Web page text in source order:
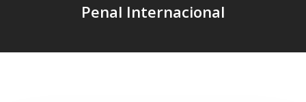
Penal Internacional